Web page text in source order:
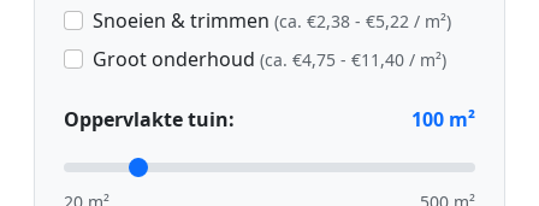
Snoeien & trimmen (ca. €2,38 - €5,22 / m²)
Groot onderhoud (ca. €4,75 - €11,40 / m²)
Oppervlakte tuin: 100 m²